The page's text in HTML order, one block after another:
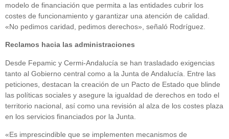
modelo de financiación que permita a las entidades cubrir los
costes de funcionamiento y garantizar una atención de calidad.
«No pedimos caridad, pedimos derechos», señaló Rodríguez.
Reclamos hacia las administraciones
Desde Fepamic y Cermi-Andalucía se han trasladado exigencias
tanto al Gobierno central como a la Junta de Andalucía. Entre las
peticiones, destacan la creación de un Pacto de Estado que blinde
las políticas sociales y asegure la igualdad de derechos en todo el
territorio nacional, así como una revisión al alza de los costes plaza
en los servicios financiados por la Junta.
«Es imprescindible que se implementen mecanismos de